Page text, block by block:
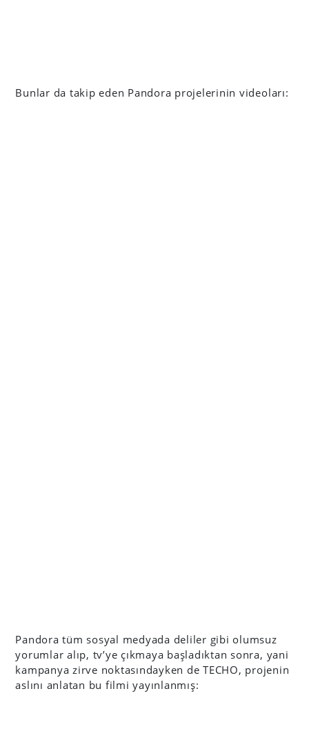
Bunlar da takip eden Pandora projelerinin videoları:
Pandora tüm sosyal medyada deliler gibi olumsuz
yorumlar alıp, tv’ye çıkmaya başladıktan sonra, yani
kampanya zirve noktasındayken de TECHO, projenin
aslını anlatan bu filmi yayınlanmış: